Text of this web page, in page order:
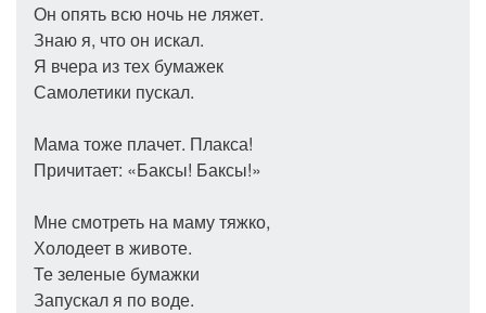
Он опять всю ночь не ляжет.
Знаю я, что он искал.
Я вчера из тех бумажек
Самолетики пускал.
Мама тоже плачет. Плакса!
Причитает: «Баксы! Баксы!»
Мне смотреть на маму тяжко,
Холодеет в животе.
Те зеленые бумажки
Запускал я по воде.